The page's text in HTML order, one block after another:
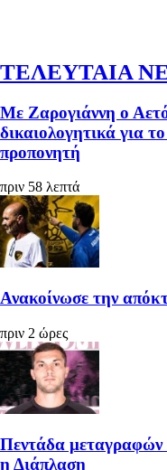
ΤΕΛΕΥΤΑΙΑ
Με Ζαρογιάννη ο
δικαιολογητικά για
προπονητή
πριν 58 λεπτά
Ανακοίνωσε την
πριν 2 ώρες
Πεντάδα
η Διάπλαση